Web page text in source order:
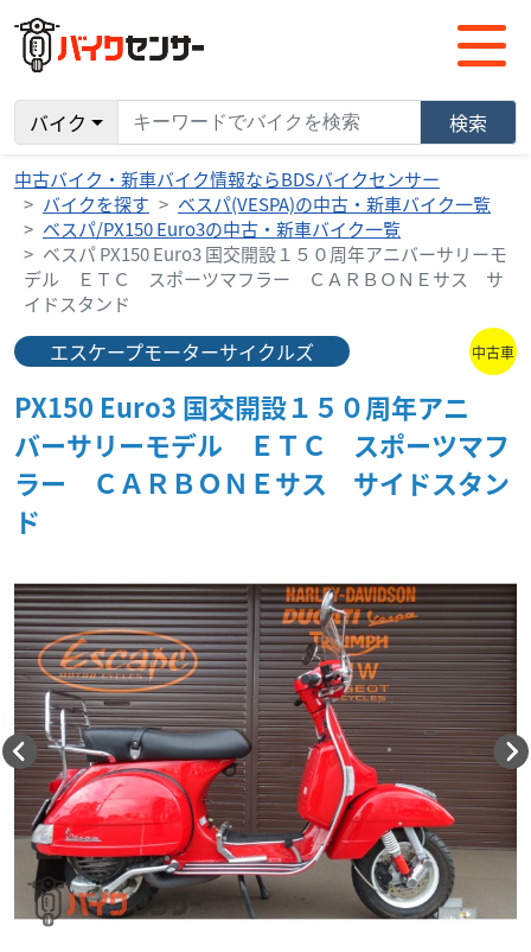
バイク 検索
中古バイク・新車バイク情報ならBDSバイクセンサー
バイクを探す
ベスパ(VESPA)の中古・新車バイク一覧
ベスパ/PX150 Euro3の中古・新車バイク一覧
ベスパ PX150 Euro3 国交開設１５０周年アニバーサリーモ
デル ＥＴＣ スポーツマフラー ＣＡＲＢＯＮＥサス サ
イドスタンド
エスケープモーターサイクルズ 中古車
PX150 Euro3 国交開設１５０周年アニ
バーサリーモデル ＥＴＣ スポーツマフ
ラー ＣＡＲＢＯＮＥサス サイドスタン
ド